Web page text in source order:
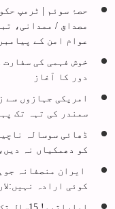
حصۂ سوئم | ٹرمپ
مصداق / ممدانی،
عوام امن کے
خوش فہمی کی
دور کا آغاز
امریکی جہازوں سے
سمندر کی تہہ تک
کو دھمکیاں نہ
ایران منصفانہ
کوئی ارادہ